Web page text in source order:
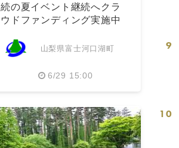
続の夏イベント継続へクラ
ウドファンディング実施中
山梨県富士河口湖町
6/29 15:00
9
10